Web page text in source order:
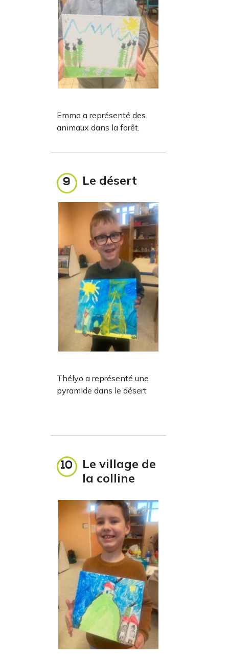
Emma a représenté des
animaux dans la forêt.
9 Le désert
Thélyo a représenté une
pyramide dans le désert
10
Le village de
la colline